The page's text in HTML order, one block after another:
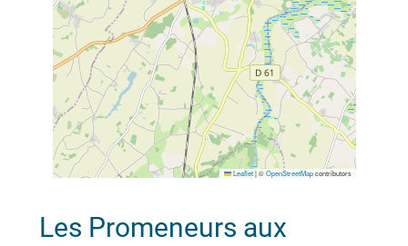
Leaflet|©OpenStreetMapcontributors
Les Promeneurs aux